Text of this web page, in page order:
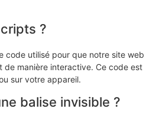
?
code utilisé pour que notre site web
manière interactive. Ce code est
sur votre appareil.
balise invisible ?